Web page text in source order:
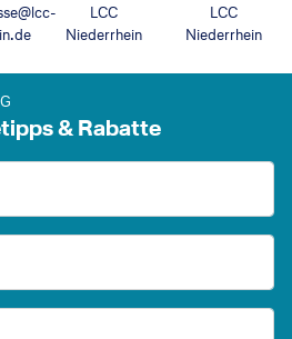
LCC
Niederrhein
LCC
Niederrhein
& Rabatte